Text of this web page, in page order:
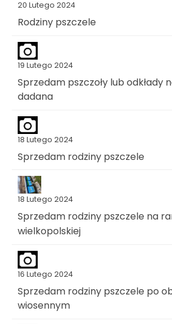
20 Lutego 2024
Rodziny pszczele
19 Lutego 2024
Sprzedam pszczoły lub odkłady
dadana
18 Lutego 2024
Sprzedam rodziny pszczele
18 Lutego 2024
Sprzedam rodziny pszczele na
wielkopolskiej
16 Lutego 2024
Sprzedam rodziny pszczele po
wiosennym